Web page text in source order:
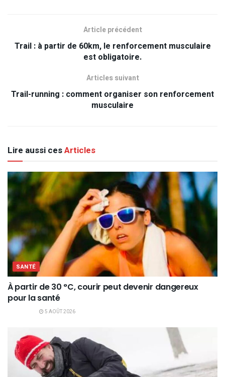
Article précédent
Trail : à partir de 60km, le renforcement musculaire
est obligatoire.
Articles suivant
Trail-running : comment organiser son renforcement
musculaire
Lire aussi cesArticles
SANTÉ
À partir de 30 °C, courir peut devenir dangereux
pour la santé
5 AOÛT 2026